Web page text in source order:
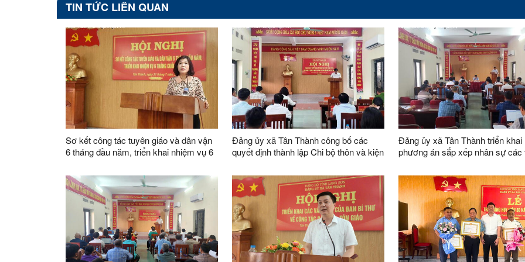
TIN TỨC LIÊN QUAN
Sơ kết công tác tuyên giáo và dân vận
6 tháng đầu năm, triển khai nhiệm vụ 6
Đảng ủy xã Tân Thành công bố các
quyết định thành lập Chi bộ thôn và kiện
Đảng ủy xã Tân Thành triển khai
phương án sắp xếp nhân sự các